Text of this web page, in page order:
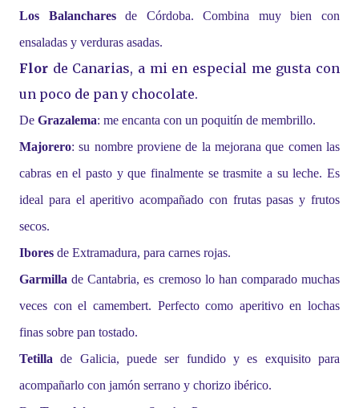
Los Balancharesde Córdoba. Combina muy bien con
ensaladas y verduras asadas.
Flor de Canarias, a mi en especial me gusta con
un poco de pan y chocolate.
De Grazalema: me encanta con un poquitín de membrillo.
Majorero: su nombre proviene de la mejorana que comen las
cabras en el pasto y que finalmente se trasmite a su leche. Es
ideal para el aperitivo acompañado con frutas pasas y frutos
secos.
Ibores de Extramadura, para carnes rojas.
Garmilla de Cantabria, es cremoso lo han comparado muchas
veces con el camembert. Perfecto como aperitivo en lochas
finas sobre pan tostado.
Tetilla de Galicia, puede ser fundido y es exquisito para
acompañarlo con jamón serrano y chorizo ibérico.